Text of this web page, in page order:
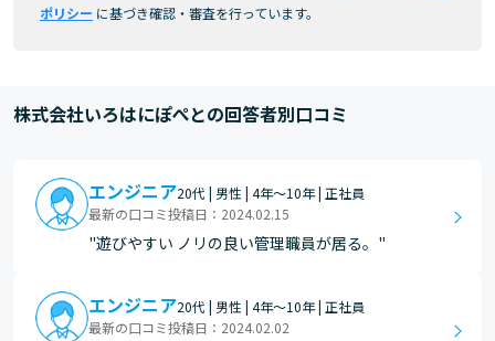
ポリシー に基づき確認・審査を行っています。
株式会社いろはにぽぺとの回答者別口コミ
エンジニア20代 | 男性 | 4年～10年 | 正社員
最新の口コミ投稿日：2024.02.15
"遊びやすい ノリの良い管理職員が居る。"
エンジニア20代 | 男性 | 4年～10年 | 正社員
最新の口コミ投稿日：2024.02.02